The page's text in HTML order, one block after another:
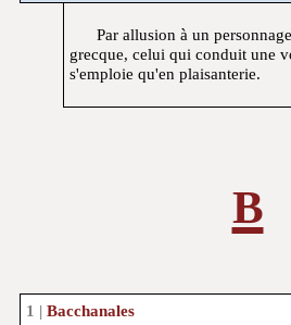
Par allusion à un personnage de la mythologie
grecque, celui qui conduit une
s'emploie qu'en plaisanterie.
b
Bacchanales